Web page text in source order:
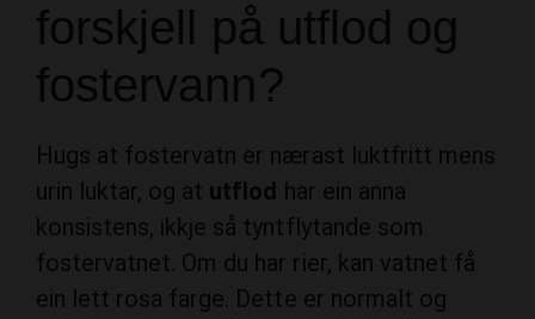
forskjell på utflod og
fostervann?
Hugs at fostervatn er nærast luktfritt mens
urin luktar, og at utflod har ein anna
konsistens, ikkje så tyntflytande som
fostervatnet. Om du har rier, kan vatnet få
ein lett rosa farge. Dette er normalt og